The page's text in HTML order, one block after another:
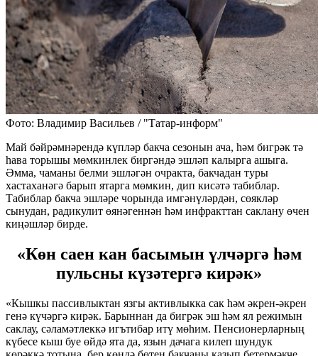
Фото: Владимир Васильев / "Татар-информ"
Май бәйрәмнәрендә күпләр бакча сезонын ача, һәм бигрәк тә
һава торышы мөмкинлек биргәндә эшләп калырга ашыга.
Әмма, чаманы белми эшләгән очракта, бакчадан туры
хастаханәгә барып ятарга мөмкин, дип кисәтә табиблар.
Табиблар бакча эшләре чорында имгәнүләрдән, сөякләр
сынудан, радикулит өянәгеннән һәм инфракттан саклану өчен
киңәшләр бирде.
«Көн саен кан басымын үлчәргә һәм
пульсны күзәтергә кирәк»
«Кышкы пассивлыктан язгы активлыкка сак һәм әкрен-әкрен
генә күчәргә кирәк. Барыннан да бигрәк эш һәм ял режимын
саклау, сәламәтлеккә игътибар итү мөһим. Пенсионерларның
күбесе кыш буе өйдә ята да, язын дачага килеп шундук